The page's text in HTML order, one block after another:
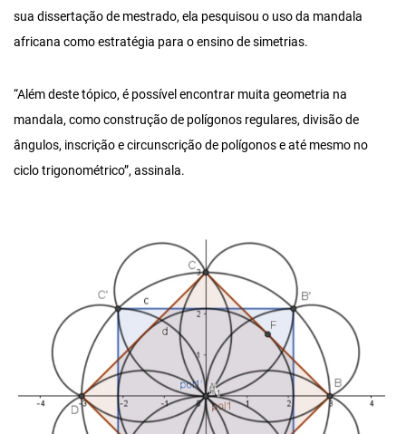
sua dissertação de mestrado, ela pesquisou o uso da mandala
africana como estratégia para o ensino de simetrias.
“Além deste tópico, é possível encontrar muita geometria na
mandala, como construção de polígonos regulares, divisão de
ângulos, inscrição e circunscrição de polígonos e até mesmo no
ciclo trigonométrico”, assinala.